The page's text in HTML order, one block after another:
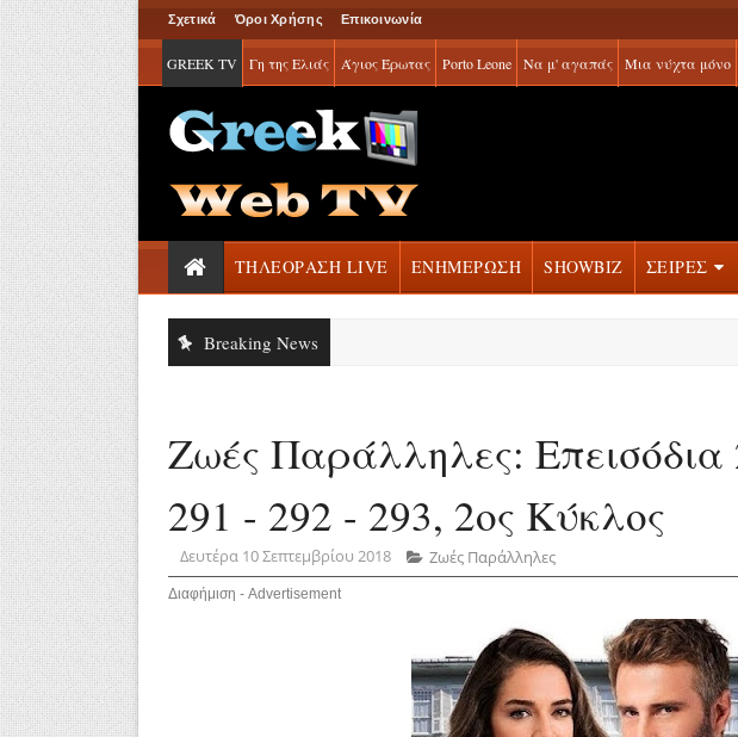
Σχετικά Όροι Χρήσης Επικοινωνία
GREEK TV Γη της Ελιάς Άγιος Έρωτας Porto Leone Να μ' αγαπάς Μια νύχτα μόνο
ΤΗΛΕΟΡΑΣΗ LIVE ΕΝΗΜΕΡΩΣΗ SHOWBIZ ΣΕΙΡΕΣ
Breaking News
Ζωές Παράλληλες: Επεισόδια
291 - 292 - 293, 2ος Κύκλος
Δευτέρα 10 Σεπτεμβρίου 2018 Ζωές Παράλληλες
Διαφήμιση - Advertisement